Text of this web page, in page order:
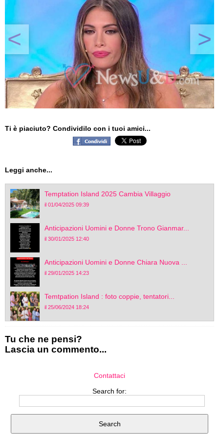
< >
Ti è piaciuto? Condividilo con i tuoi amici...
Leggi anche...
Temptation Island 2025 Cambia Villaggio
il 01/04/2025 09:39
Anticipazioni Uomini e Donne Trono Gianmar...
il 30/01/2025 12:40
Anticipazioni Uomini e Donne Chiara Nuova ...
il 29/01/2025 14:23
Temtpation Island : foto coppie, tentatori...
il 25/06/2024 18:24
Tu che ne pensi?
Lascia un commento...
Contattaci
Search for: